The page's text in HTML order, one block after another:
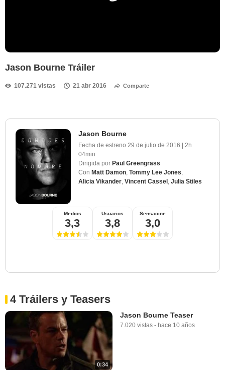
Jason Bourne Tráiler
107.271 vistas 21 abr 2016 Comparte
Jason Bourne
Fecha de estreno 29 de julio de 2016 | 2h
04min
Dirigida por Paul Greengrass
Con Matt Damon Tommy Lee Jones
Alicia Vikander Vincent Cassel Julia Stiles
Medios
3,3
Usuarios
3,8
Sensacine
3,0
4 Tráilers y Teasers
0:34
Jason Bourne Teaser
7.020 vistas - hace 10 años